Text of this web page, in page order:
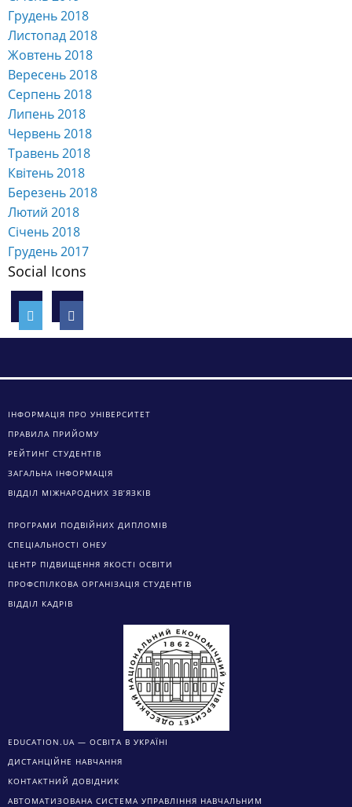
Грудень 2018
Листопад 2018
Жовтень 2018
Вересень 2018
Серпень 2018
Липень 2018
Червень 2018
Травень 2018
Квітень 2018
Березень 2018
Лютий 2018
Січень 2018
Грудень 2017
Social Icons
ІНФОРМАЦІЯ ПРО УНІВЕРСИТЕТ
ПРАВИЛА ПРИЙОМУ
РЕЙТИНГ СТУДЕНТІВ
ЗАГАЛЬНА ІНФОРМАЦІЯ
ВІДДІЛ МІЖНАРОДНИХ ЗВ’ЯЗКІВ
ПРОГРАМИ ПОДВІЙНИХ ДИПЛОМІВ
СПЕЦІАЛЬНОСТІ ОНЕУ
ЦЕНТР ПІДВИЩЕННЯ ЯКОСТІ ОСВІТИ
ПРОФСПІЛКОВА ОРГАНІЗАЦІЯ СТУДЕНТІВ
ВІДДІЛ КАДРІВ
EDUCATION.UA — ОСВІТА В УКРАЇНІ
ДИСТАНЦІЙНЕ НАВЧАННЯ
КОНТАКТНИЙ ДОВІДНИК
АВТОМАТИЗОВАНА СИСТЕМА УПРАВЛІННЯ НАВЧАЛЬНИМ